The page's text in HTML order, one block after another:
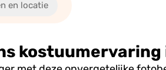
en locatie